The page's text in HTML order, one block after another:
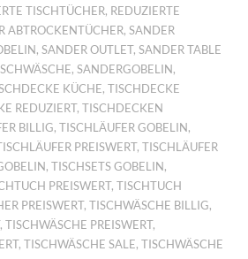
TISCHTÜCHER, REDUZIERTE
ABTROCKENTÜCHER,SANDER
,SANDER OUTLET,SANDER TABLE
,SANDERGOBELIN ,
KÜCHE,TISCHDECKE
REDUZIERT,TISCHDECKEN
BILLIG,TISCHLÄUFER GOBELIN ,
PREISWERT,TISCHLÄUFER
,TISCHSETS GOBELIN ,
PREISWERT,TISCHTUCH
PREISWERT,TISCHWÄSCHE BILLIG,
,TISCHWÄSCHE PREISWERT,
,TISCHWÄSCHE SALE,TISCHWÄSCHE